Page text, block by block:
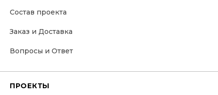
Состав проекта
Заказ и Доставка
Вопросы и Ответ
ПРОЕКТЫ